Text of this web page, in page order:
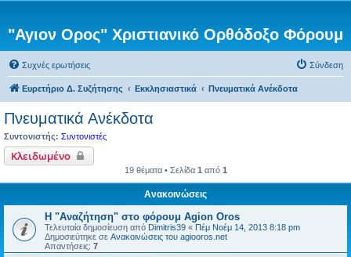
"Αγιον Ορος" Χριστιανικό Ορθόδοξο Φόρουμ
Συχνές ερωτήσεις Σύνδεση
Ευρετήριο Δ. Συζήτησης Εκκλησιαστικά Πνευματικά Ανέκδοτα
Πνευματικά Ανέκδοτα
Συντονιστής: Συντονιστές
Κλειδωμένο
19 θέματα • Σελίδα 1 από 1
Ανακοινώσεις
Η "Αναζήτηση" στο φόρουμ Agion Oros
Τελευταία δημοσίευση από Dimitris39 « Πέμ Νοέμ 14, 2013 8:18 pm
Δημοσιεύτηκε σε Ανακοινώσεις του agiooros.net
Απαντήσεις: 7